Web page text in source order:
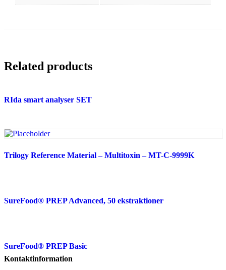
Related products
RIda smart analyser SET
Trilogy Reference Material – Multitoxin – MT-C-9999K
SureFood® PREP Advanced, 50 ekstraktioner
SureFood® PREP Basic
Kontaktinformation